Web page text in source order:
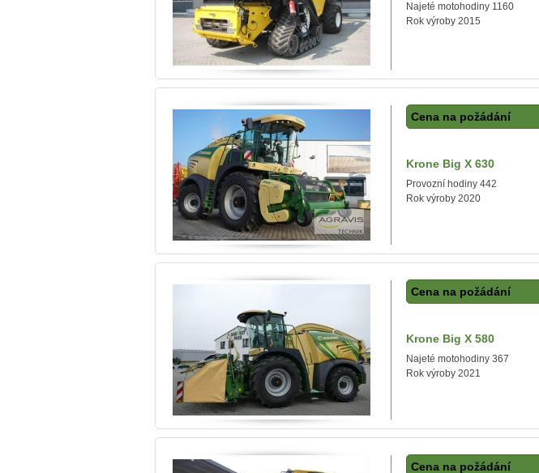
Najeté motohodiny 1160
Rok výroby 2015
Cena na požádání
Krone Big X 630
Provozní hodiny 442
Rok výroby 2020
Cena na požádání
Krone Big X 580
Najeté motohodiny 367
Rok výroby 2021
Cena na požádání